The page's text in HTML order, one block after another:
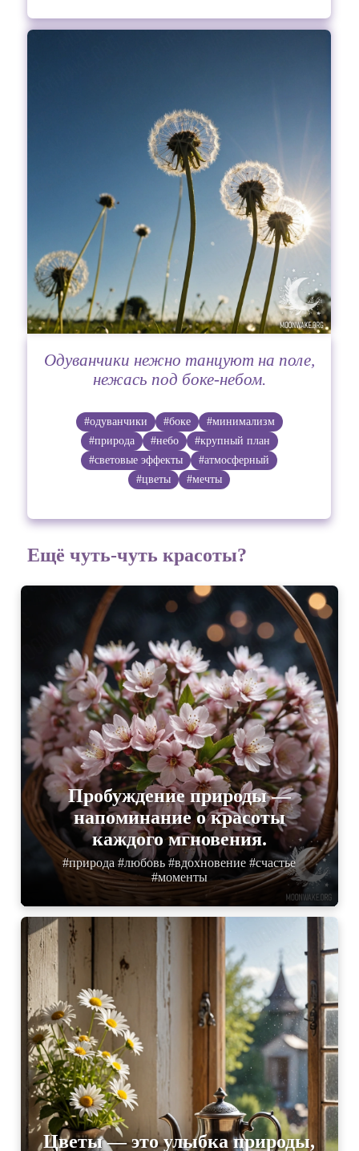
Одуванчики нежно танцуют на поле,
нежась под боке-небом.
#одуванчики #боке
#минимализм
#природа
#небо
#крупный план
#световые эффекты
#атмосферный
#цветы
#мечты
Ещё чуть-чуть красоты?
Пробуждение природы —
напоминание о красоты
каждого мгновения.
#природа #любовь #вдохновение #счастье
#моменты
Цветы — это улыбка природы,